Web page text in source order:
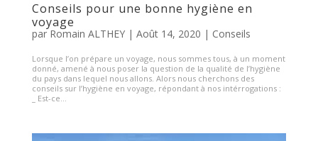
Conseils pour une bonne hygiène en
voyage
par Romain ALTHEY| Août 14, 2020 | Conseils
Lorsque l’on prépare un voyage, nous sommes tous, à un moment
donné, amené à nous poser la question de la qualité de l’hygiène
du pays dans lequel nous allons. Alors nous cherchons des
conseils sur l’hygiène en voyage, répondant à nos intérrogations :
_ Est-ce...